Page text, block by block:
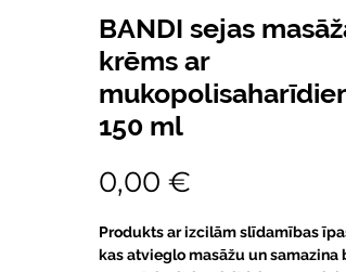
BANDI sejas
krēms ar
150 ml
0,00 €
Produkts ar izcilām slīdamības
kas atvieglo masāžu un samazina